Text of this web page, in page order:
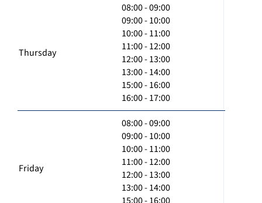
Thursday
08:00 - 09:00
09:00 - 10:00
10:00 - 11:00
11:00 - 12:00
12:00 - 13:00
13:00 - 14:00
15:00 - 16:00
16:00 - 17:00
Friday
08:00 - 09:00
09:00 - 10:00
10:00 - 11:00
11:00 - 12:00
12:00 - 13:00
13:00 - 14:00